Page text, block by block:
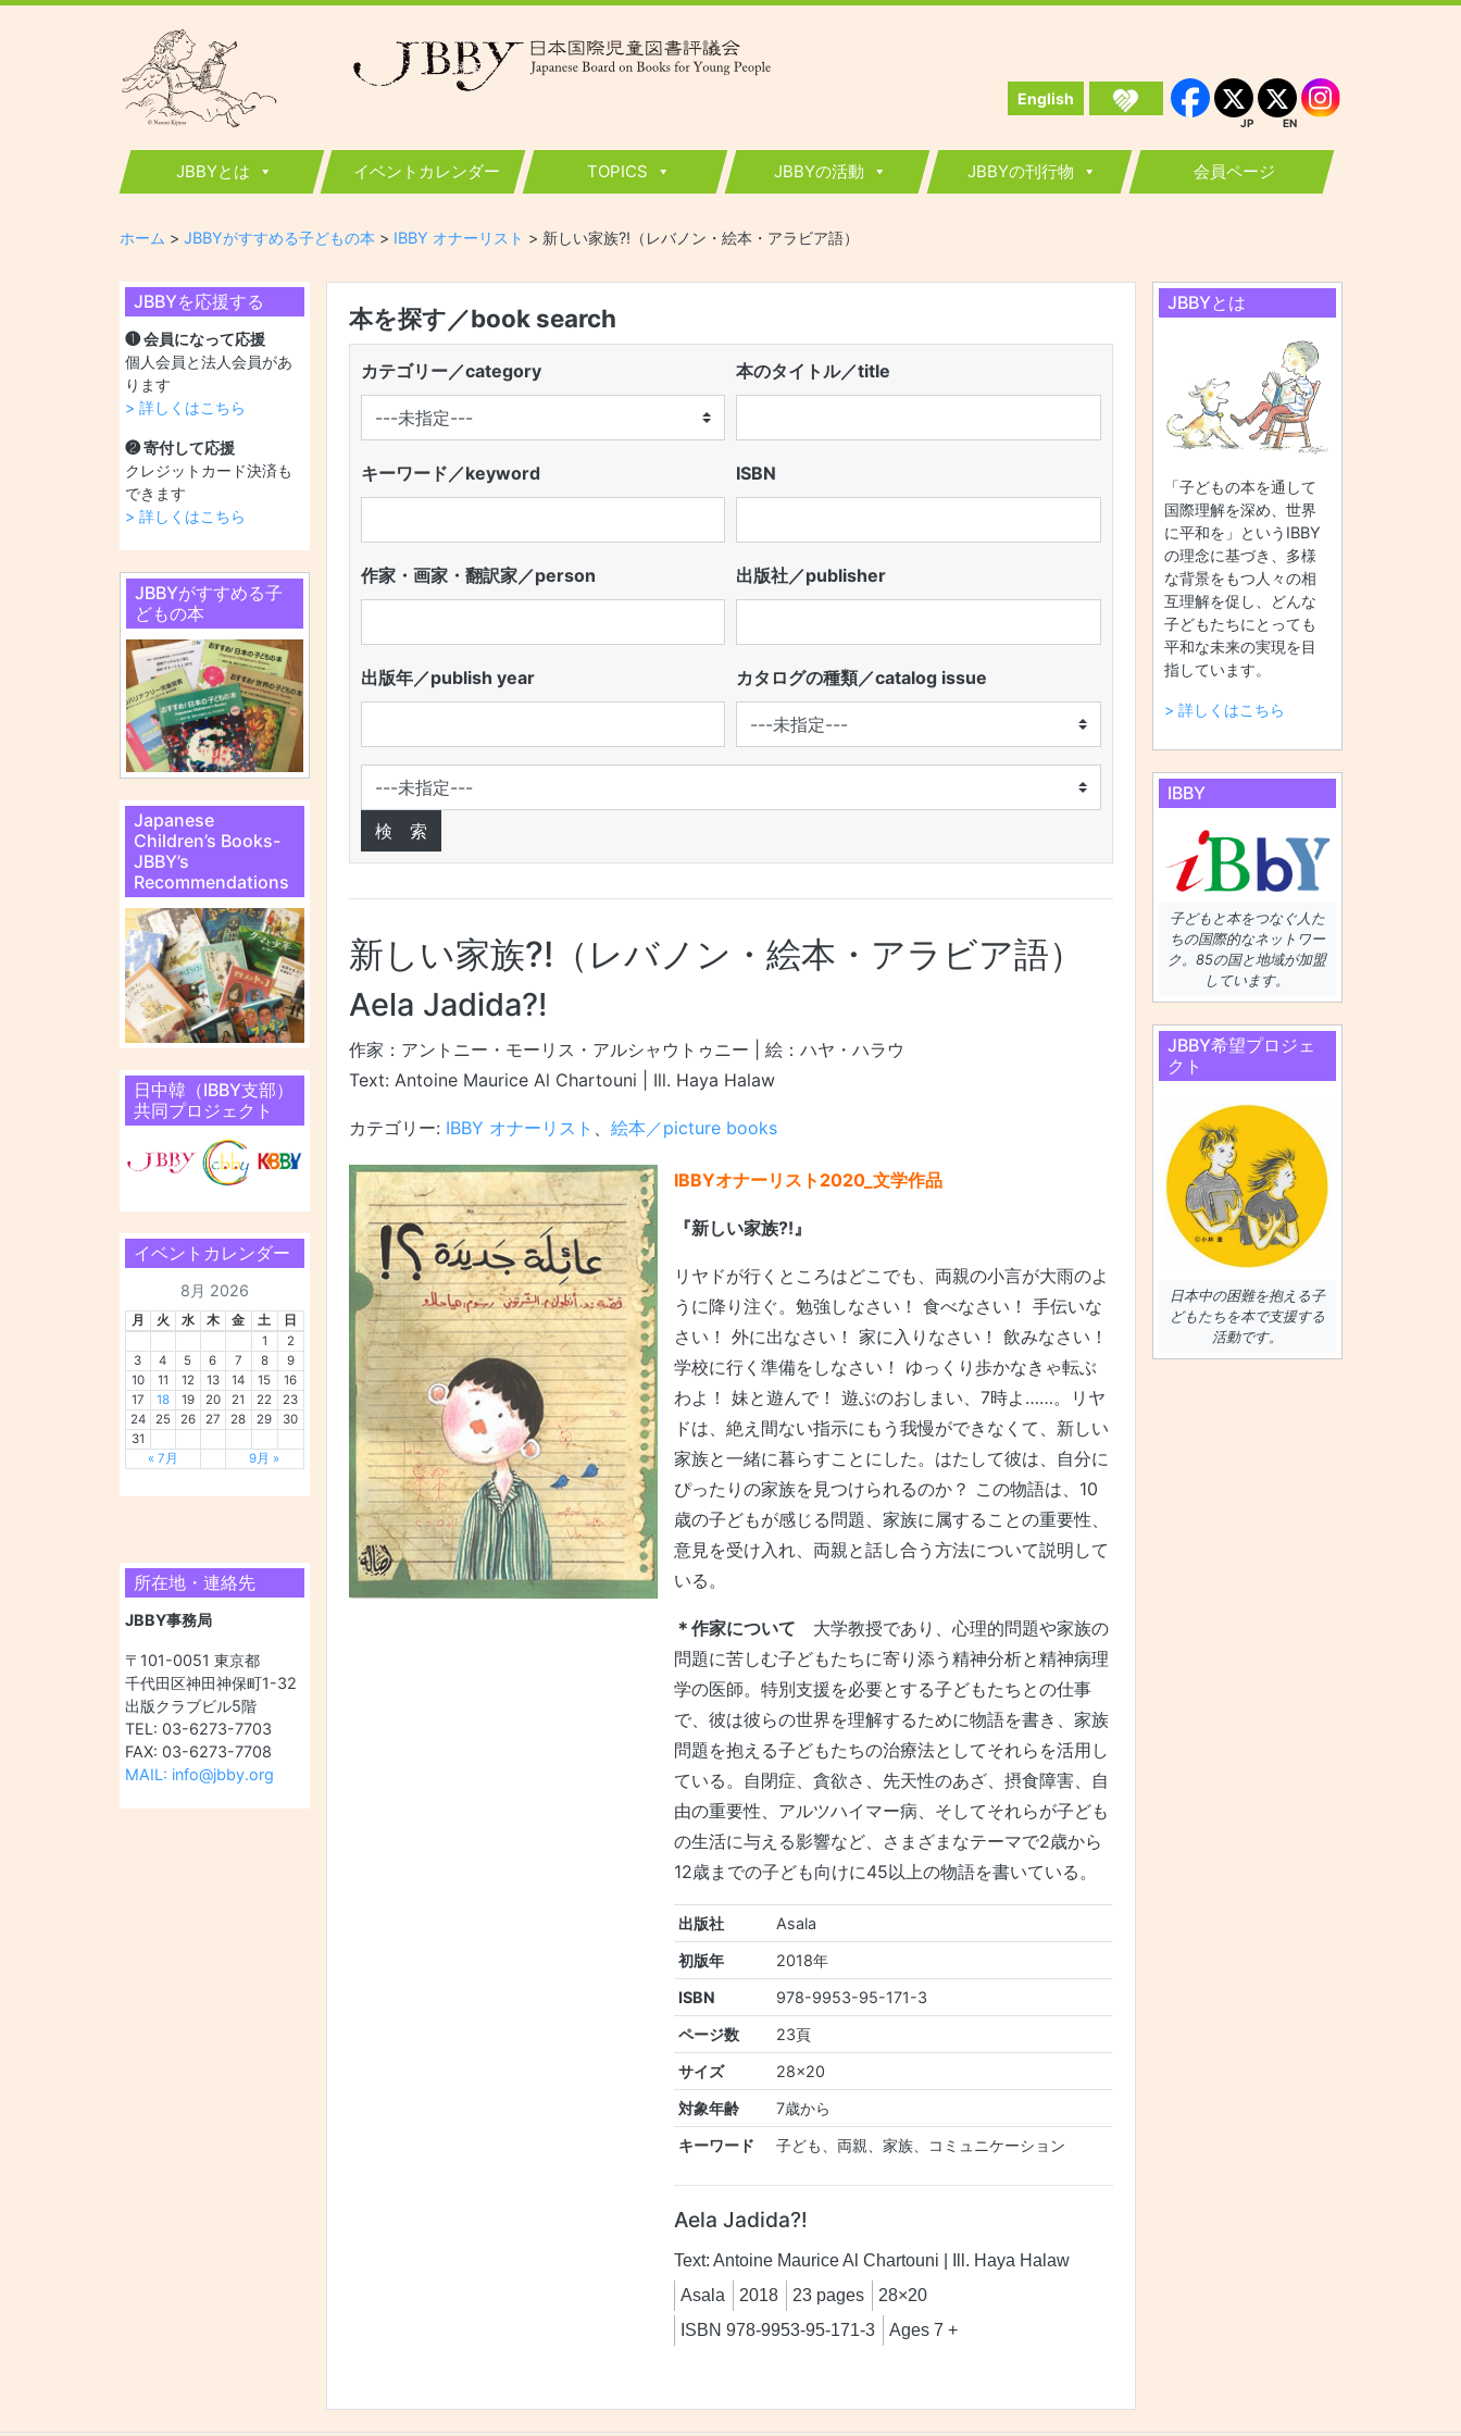
JBBY
日本国際児童図書評議会 English Facebook
JP
JP
EN
EN Instagram
JBBYとは イベントカレンダー TOPICS JBBYの活動 JBBYの刊行物 会員ページ
ホーム > JBBYがすすめる子どもの本 > IBBY オナーリスト > 新しい家族?!（レバノン・絵本・アラビア語）
JBBYを応援する
❶ 会員になって応援
個人会員と法人会員があ
ります
> 詳しくはこちら
❷ 寄付して応援
クレジットカード決済も
できます
> 詳しくはこちら
JBBYがすすめる子
どもの本
Japanese
Children’s Books-
JBBY’s
Recommendations
日中韓（IBBY支部）
共同プロジェクト
イベントカレンダー
8月 2026
月 火 水 木 金 土
日
1
2
3
4 5 6 7 8
9
10
11 12 13 14 15
16
17
18 19 20 21 22
23
24
25 26 27 28 29
30
31
« 7月
9月 »
所在地・連絡先
JBBY事務局
〒101-0051 東京都
千代田区神田神保町1-32
出版クラブビル5階
TEL: 03-6273-7703
FAX: 03-6273-7708
MAIL: info@jbby.org
本を探す／book search
カテゴリー／category 本のタイトル／title
キーワード／keyword ISBN
作家・画家・翻訳家／person 出版社／publisher
出版年／publish year カタログの種類／catalog issue
新しい家族?!（レバノン・絵本・アラビア語）
Aela Jadida?!
作家：アントニー・モーリス・アルシャウトゥニー | 絵：ハヤ・ハラウ
Text: Antoine Maurice Al Chartouni | Ill. Haya Halaw
カテゴリー: IBBY オナーリスト 、 絵本／picture books
IBBYオナーリスト2020_文学作品
『新しい家族?!』
リヤドが行くところはどこでも、両親の小言が大雨のよ
うに降り注ぐ。勉強しなさい！ 食べなさい！ 手伝いな
さい！ 外に出なさい！ 家に入りなさい！ 飲みなさい！
学校に行く準備をしなさい！ ゆっくり歩かなきゃ転ぶ
わよ！ 妹と遊んで！ 遊ぶのおしまい、7時よ……。リヤ
ドは、絶え間ない指示にもう我慢ができなくて、新しい
家族と一緒に暮らすことにした。はたして彼は、自分に
ぴったりの家族を見つけられるのか？ この物語は、10
歳の子どもが感じる問題、家族に属することの重要性、
意見を受け入れ、両親と話し合う方法について説明して
いる。
＊作家について 大学教授であり、心理的問題や家族の
問題に苦しむ子どもたちに寄り添う精神分析と精神病理
学の医師。特別支援を必要とする子どもたちとの仕事
で、彼は彼らの世界を理解するために物語を書き、家族
問題を抱える子どもたちの治療法としてそれらを活用し
ている。自閉症、貪欲さ、先天性のあざ、摂食障害、自
由の重要性、アルツハイマー病、そしてそれらが子ども
の生活に与える影響など、さまざまなテーマで2歳から
12歳までの子ども向けに45以上の物語を書いている。
出版社
Asala
初版年
2018年
ISBN
978-9953-95-171-3
ページ数
23頁
サイズ
28×20
対象年齢
7歳から
キーワード
子ども、両親、家族、コミュニケーション
Aela Jadida?!
Text: Antoine Maurice Al Chartouni | Ill. Haya Halaw
Asala
2018 23 pages
28×20
ISBN 978-9953-95-171-3
Ages 7 +
JBBYとは
「子どもの本を通して
国際理解を深め、世界
に平和を」というIBBY
の理念に基づき、多様
な背景をもつ人々の相
互理解を促し、どんな
子どもたちにとっても
平和な未来の実現を目
指しています。
> 詳しくはこちら
IBBY
子どもと本をつなぐ人た
ちの国際的なネットワー
ク。85の国と地域が加盟
しています。
JBBY希望プロジェ
クト
日本中の困難を抱える子
どもたちを本で支援する
活動です。